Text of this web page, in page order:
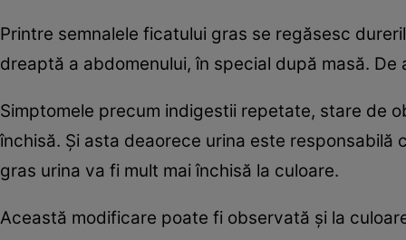
Printre semnalele ficatului gras se regăsesc
dreaptă a abdomenului, în special după masă.
Simptomele precum indigestii repetate, stare de
închisă. Şi asta deaorece urina este
gras urina va fi mult mai închisă la culoare.
Această modificare poate fi observată şi la